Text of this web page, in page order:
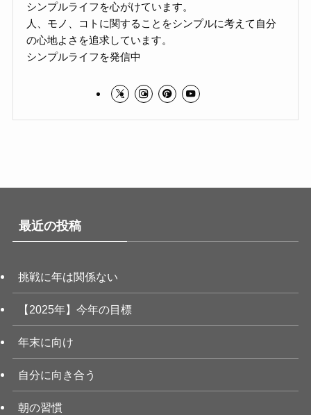
シンプルライフを心がけています。
人、モノ、コトに関することをシンプルに考えて自分
の心地よさを追求しています。
シンプルライフを発信中
最近の投稿
挑戦に年は関係ない
【2025年】今年の目標
年末に向け
自分に向き合う
朝の習慣